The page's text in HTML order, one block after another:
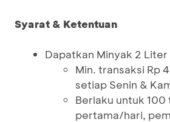
Syarat & Ketentuan
Dapatkan Minyak 2 Liter
Min. transaksi Rp
setiap Senin &
Berlaku untuk 100
pertama/hari,